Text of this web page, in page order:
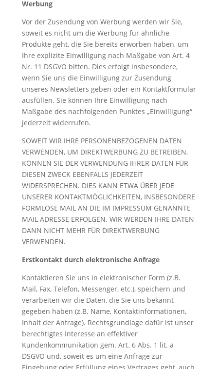
Werbung
Vor der Zusendung von Werbung werden wir Sie,
soweit es nicht um die Werbung für ähnliche
Produkte geht, die Sie bereits erworben haben, um
Ihre explizite Einwilligung nach Maßgabe von Art. 4
Nr. 11 DSGVO bitten. Dies erfolgt insbesondere,
wenn Sie uns die Einwilligung zur Zusendung
unseres Newsletters geben oder ein Kontaktformular
ausfüllen. Sie können Ihre Einwilligung nach
Maßgabe des nachfolgenden Punktes „Einwilligung“
jederzeit widerrufen.
SOWEIT WIR IHRE PERSONENBEZOGENEN DATEN
VERWENDEN, UM DIREKTWERBUNG ZU BETREIBEN,
KÖNNEN SIE DER VERWENDUNG IHRER DATEN FÜR
DIESEN ZWECK EBENFALLS JEDERZEIT
WIDERSPRECHEN. DIES KANN ETWA ÜBER JEDE
UNSERER KONTAKTMÖGLICHKEITEN, INSBESONDERE
FORMLOSE MAIL AN DIE IM IMPRESSUM GENANNTE
MAIL ADRESSE ERFOLGEN. WIR WERDEN IHRE DATEN
DANN NICHT MEHR FÜR DIREKTWERBUNG
VERWENDEN.
Erstkontakt durch elektronische Anfrage
Kontaktieren Sie uns in elektronischer Form (z.B.
Mail, Fax, Telefon, Messenger, etc.), speichern und
verarbeiten wir die Daten, die Sie uns bekannt
gegeben haben (z.B. Name, Kontaktinformationen,
Inhalt der Anfrage). Rechtsgrundlage dafür ist unser
berechtigtes Interesse an effektiver
Kundenkommunikation gem. Art. 6 Abs. 1 lit. a
DSGVO und, soweit es um eine Anfrage zur